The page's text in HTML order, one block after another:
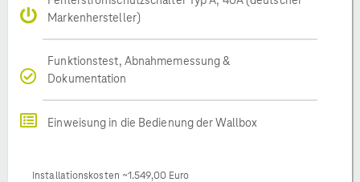
Markenhersteller)
Funktionstest, Abnahmemessung &
Dokumentation
Einweisung in die Bedienung der Wallbox
Installationskosten ~1.549,00 Euro